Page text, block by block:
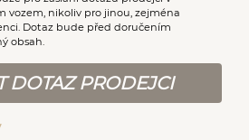
vozem, nikoliv pro jinou, zejména
Dotaz bude před doručením
obsah.
DOTAZ PRODEJCI